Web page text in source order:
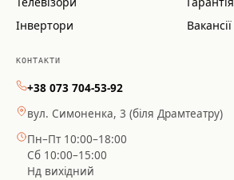
Інвертори
Вакансії
КОНТАКТИ
+38 073 704-53-92
вул. Симоненка, 3 (біля Драмтеатру)
Пн–Пт 10:00–18:00
Сб 10:00–15:00
Нд вихідний